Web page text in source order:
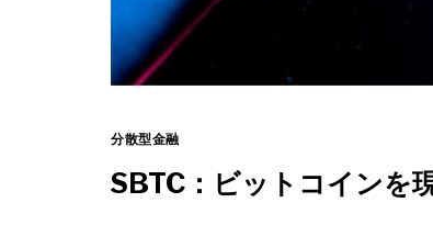
分散型金融
SBTC：ビットコインを